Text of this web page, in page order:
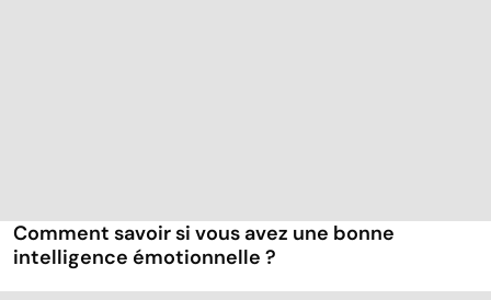
Comment savoir si vous avez une bonne
intelligence émotionnelle ?